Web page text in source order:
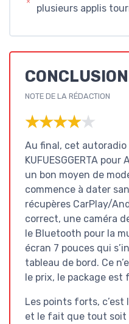
plusieurs applis
CONCLUSION
NOTE DE LA RÉDACTION
★★★★★
★★★★★
Au final, cet autoradio
KUFUESGGERTA
un bon moyen de
commence à dater
récupères CarPlay/
correct, une caméra
le Bluetooth pour la
écran 7 pouces qui
tableau de bord. Ce
le prix, le package
Les points forts,
et le fait que tout soit